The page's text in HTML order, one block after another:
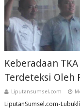
Keberadaan
Terdeteksi Oleh
Liputansumsel.com
LiputanSumsel.com-